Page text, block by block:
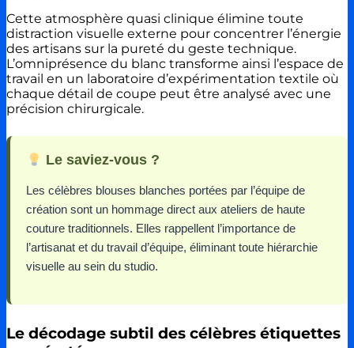
Cette atmosphère quasi clinique élimine toute
distraction visuelle externe pour concentrer l’énergie
des artisans sur la pureté du geste technique.
L’omniprésence du blanc transforme ainsi l’espace de
travail en un laboratoire d’expérimentation textile où
chaque détail de coupe peut être analysé avec une
précision chirurgicale.
Le saviez-vous ?
Les célèbres blouses blanches portées par l’équipe de
création sont un hommage direct aux ateliers de haute
couture traditionnels. Elles rappellent l’importance de
l’artisanat et du travail d’équipe, éliminant toute hiérarchie
visuelle au sein du studio.
Le décodage subtil des célèbres étiquettes